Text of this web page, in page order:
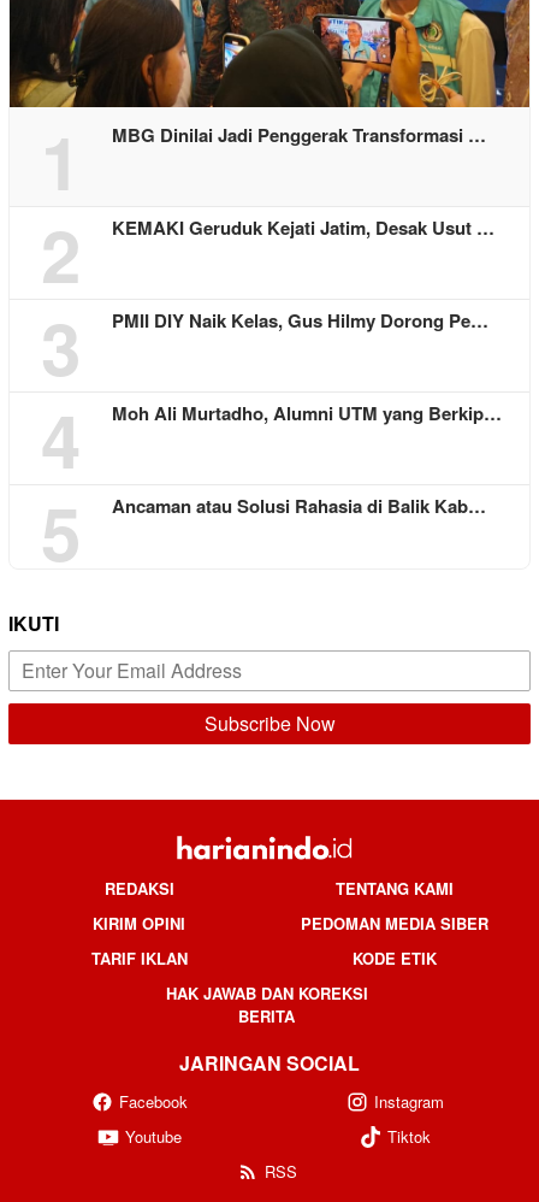
1 MBG Dinilai Jadi Penggerak Transformasi …
2 KEMAKI Geruduk Kejati Jatim, Desak Usut …
3 PMII DIY Naik Kelas, Gus Hilmy Dorong Pe…
4 Moh Ali Murtadho, Alumni UTM yang Berkip…
5 Ancaman atau Solusi Rahasia di Balik Kab…
IKUTI
REDAKSI
TENTANG KAMI
KIRIM OPINI
PEDOMAN MEDIA SIBER
TARIF IKLAN
KODE ETIK
HAK JAWAB DAN KOREKSI
BERITA
JARINGAN SOCIAL
Facebook
Instagram
Youtube
Tiktok
RSS